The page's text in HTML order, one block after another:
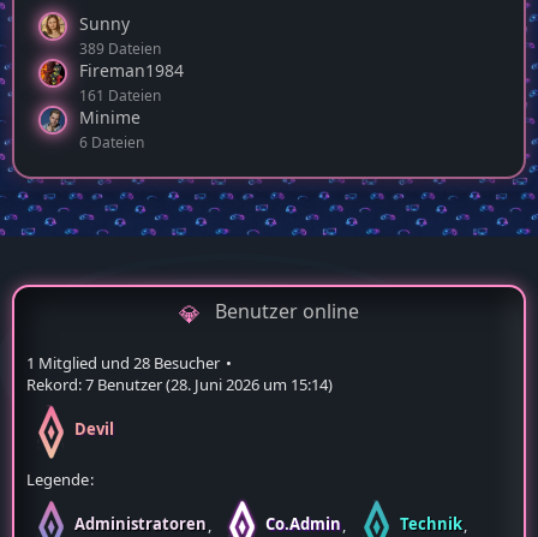
Sunny
389 Dateien
Fireman1984
161 Dateien
Minime
6 Dateien
Benutzer online
1 Mitglied und 28 Besucher
Rekord: 7 Benutzer (28. Juni 2026 um 15:14)
Devil
Legende
Administratoren Co.Admin Technik